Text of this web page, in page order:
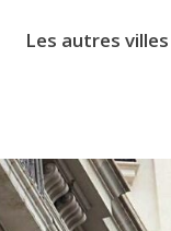
Les autres villes